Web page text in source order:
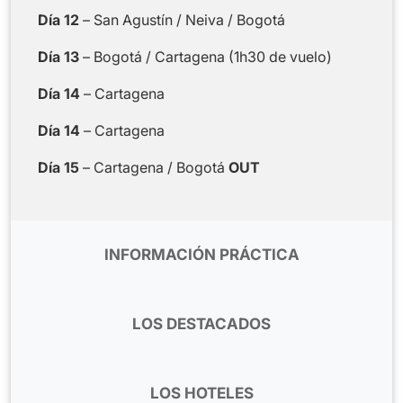
Día 12 – San Agustín / Neiva / Bogotá
Día 13 – Bogotá / Cartagena (1h30 de vuelo)
Día 14 – Cartagena
Día 14 – Cartagena
Día 15 – Cartagena / Bogotá OUT
INFORMACIÓN PRÁCTICA
Bogotá/ Cali – Neiva/ Bogotá/ Cartagena/
Iberia) y los vuelos domésticos (Latam, Avianca)
LOS DESTACADOS
nuestro equipo in situ,todos ellos
LOS HOTELES